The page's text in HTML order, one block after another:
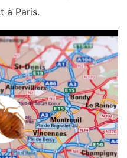
à Paris.